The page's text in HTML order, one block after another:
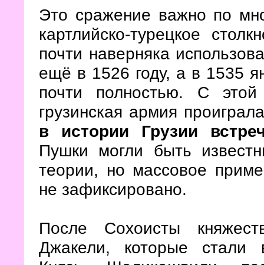
Это сражение важно по
картлийско-турецкое
почти наверняка
ещё в 1526 году, а в 1535
почти полностью. С
грузинская армия
в истории Грузии
Пушки могли быть
теории, но массовое
не зафиксировано.
После Сохоисты
Джакели, которые стали